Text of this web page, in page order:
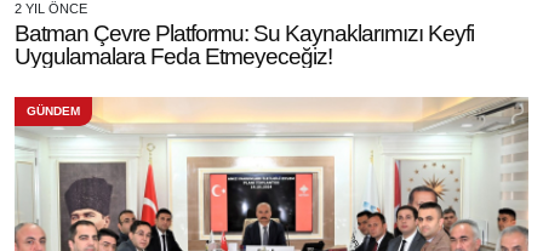
2 YIL ÖNCE
Batman Çevre Platformu: Su Kaynaklarımızı Keyfi
Uygulamalara Feda Etmeyeceğiz!
GÜNDEM